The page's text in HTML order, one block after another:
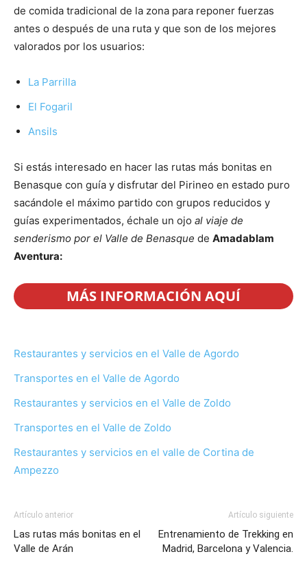
de comida tradicional de la zona para reponer fuerzas
antes o después de una ruta y que son de los mejores
valorados por los usuarios:
La Parrilla
El Fogaril
Ansils
Si estás interesado en hacer las rutas más bonitas en
Benasque con guía y disfrutar del Pirineo en estado puro
sacándole el máximo partido con grupos reducidos y
guías experimentados, échale un ojo al viaje de
senderismo por el Valle de Benasque de Amadablam
Aventura:
MÁS INFORMACIÓN AQUÍ
Restaurantes y servicios en el Valle de Agordo
Transportes en el Valle de Agordo
Restaurantes y servicios en el Valle de Zoldo
Transportes en el Valle de Zoldo
Restaurantes y servicios en el valle de Cortina de
Ampezzo
Artículo anterior
Las rutas más bonitas en el
Valle de Arán
Artículo siguiente
Entrenamiento de Trekking en
Madrid, Barcelona y Valencia.